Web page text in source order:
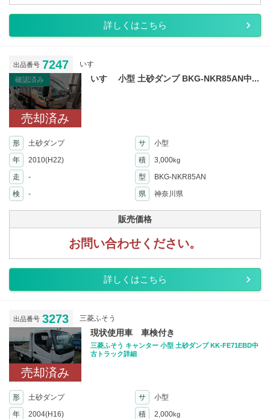
詳しくはこちら
出品番号 7247
いすゞ
確認済み
売却済み
いすゞ 小型 土砂ダンプ BKG-NKR85AN中...
形 土砂ダンプ サ
小型
年
2010(H22) 積 3,000kg
走 - 型
BKG-NKR85AN
検
- 県 神奈川県
販売価格
お問い合わせください。
詳しくはこちら
出品番号 3273 三菱ふそう
売却済み
現状使用車 車検付き
三菱ふそう キャンター 小型 土砂ダンプ KK-FE71EBD中
古トラック詳細
形 土砂ダンプ サ
小型
年
2004(H16) 積 2,000kg